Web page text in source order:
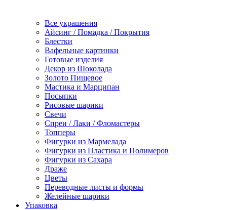
Все украшения
Айсинг / Помадка / Покрытия
Блестки
Вафельные картинки
Готовые изделия
Декор из Шоколада
Золото Пищевое
Мастика и Марципан
Посыпки
Рисовые шарики
Свечи
Спреи / Лаки / Фломастеры
Топперы
Фигурки из Мармелада
Фигурки из Пластика и Полимеров
Фигурки из Сахара
Драже
Цветы
Переводные листы и формы
Желейные шарики
Упаковка